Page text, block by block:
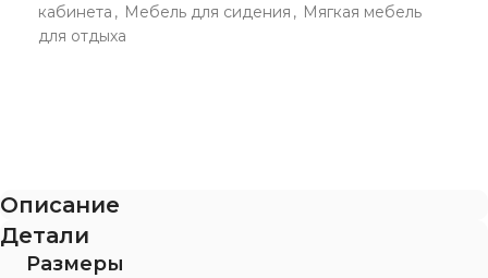
кабинета , Мебель для сидения , Мягкая мебель
для отдыха
Описание
Детали
Размеры